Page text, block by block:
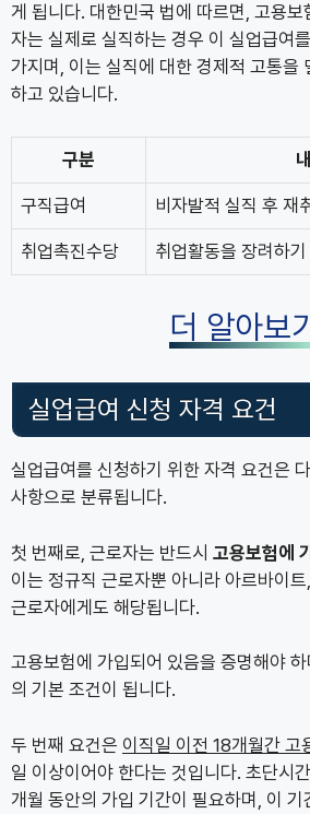
게 됩니다. 대한민국 법에 따르면, 고용
자는 실제로 실직하는 경우 이 실업급여
가지며, 이는 실직에 대한 경제적 고통을
하고 있습니다.
구분
구직급여 비자발적 실직 후 재
취업촉진수당 취업활동을 장려하
더 알아보기
실업급여 신청 자격 요건
실업급여를 신청하기 위한 자격 요건은
사항으로 분류됩니다.
첫 번째로, 근로자는 반드시 고용보험에
이는 정규직 근로자뿐 아니라 아르바이
근로자에게도 해당됩니다.
고용보험에 가입되어 있음을 증명해야
의 기본 조건이 됩니다.
두 번째 요건은 이직일 이전 18개월간 고
일 이상이어야 한다는 것입니다. 초단시
개월 동안의 가입 기간이 필요하며, 이